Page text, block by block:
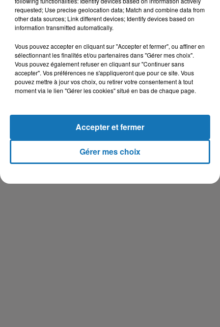
requested; Use precise geolocation data; Match and combine data from
other data sources; Link different devices; Identify devices based on
information transmitted automatically.
Vous pouvez accepter en cliquant sur "Accepter et fermer", ou affiner en
sélectionnant les finalités et/ou partenaires dans "Gérer mes choix".
Vous pouvez également refuser en cliquant sur "Continuer sans
accepter". Vos préférences ne s'appliqueront que pour ce site. Vous
pouvez mettre à jour vos choix, ou retirer votre consentement à tout
moment via le lien "Gérer les cookies" situé en bas de chaque page.
Gérer mes choix
Accepter et fermer